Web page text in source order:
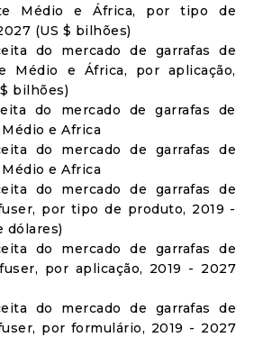
Médio e África, por tipo de
(US $ bilhões)
do mercado de garrafas de
Médio e África, por aplicação,
bilhões)
do mercado de garrafas de
e Africa
do mercado de garrafas de
e Africa
do mercado de garrafas de
por tipo de produto, 2019 -
dólares)
do mercado de garrafas de
por aplicação, 2019 - 2027
do mercado de garrafas de
por formulário, 2019 - 2027